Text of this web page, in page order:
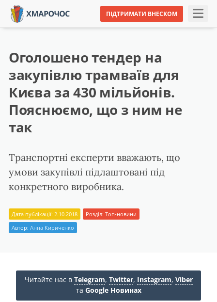
ПІДТРИМАТИ ВНЕСКОМ
Оголошено тендер на
закупівлю трамваїв для
Києва за 430 мільйонів.
Пояснюємо, що з ним не
так
Транспортні експерти вважають, що
умови закупівлі підлаштовані під
конкретного виробника.
Дата публікації: 2.10.2018 Розділ: Топ-новини
Автор: Анна Кириченко
Читайте нас в Telegram, Twitter, Instagram, Viber
та Google Новинах